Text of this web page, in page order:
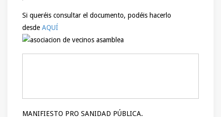
Si queréis consultar el documento, podéis hacerlo
desde AQUÍ
MANIFIESTO PRO SANIDAD PÚBLICA.